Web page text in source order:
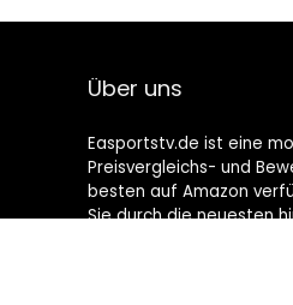
Über uns
Easportstv.de ist eine
Preisvergleichs- und
besten auf Amazon
Sie durch die neuesten